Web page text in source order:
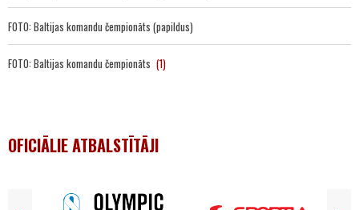
FOTO: Baltijas komandu čempionāts (papildus)
FOTO: Baltijas komandu čempionāts (1)
OFICIĀLIE ATBALSTĪTĀJI